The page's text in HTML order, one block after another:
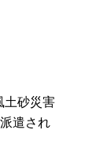
砂災害
遣され